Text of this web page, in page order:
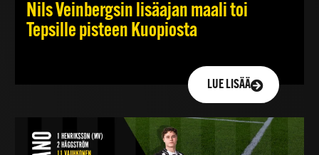
Nils Veinbergsin lisäajan maali toi
Tepsille pisteen Kuopiosta
LUE LISÄÄ